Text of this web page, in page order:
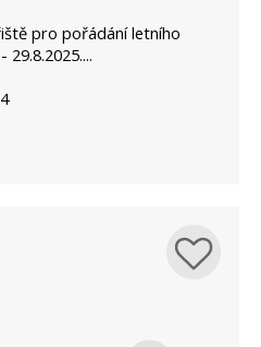
pro pořádání letního